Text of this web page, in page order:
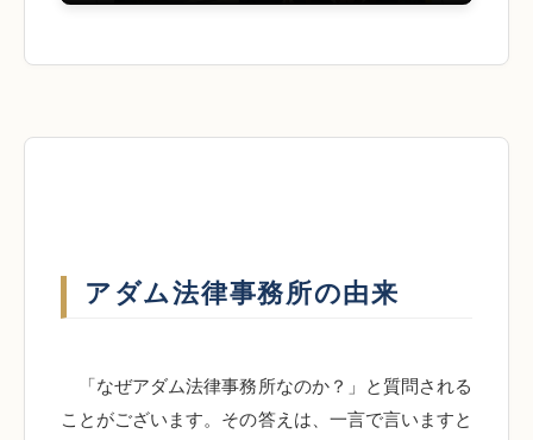
アダム法律事務所の由来
「なぜアダム法律事務所なのか？」と質問される
ことがございます。その答えは、一言で言いますと